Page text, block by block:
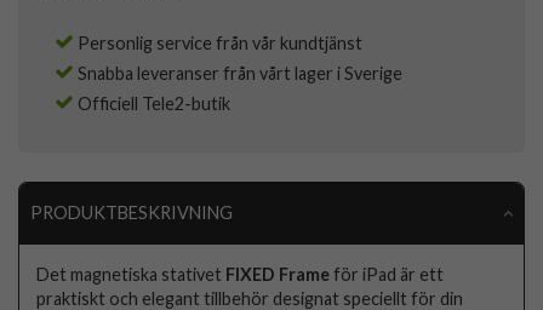
Personlig service från vår kundtjänst
Snabba leveranser från vårt lager i Sverige
Officiell Tele2-butik
PRODUKTBESKRIVNING
Det magnetiska stativet FIXED Frameför iPad är ett
praktiskt och elegant tillbehör designat speciellt för din